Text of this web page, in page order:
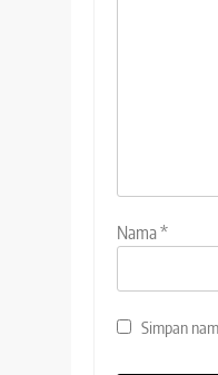
Nama*
Simpan